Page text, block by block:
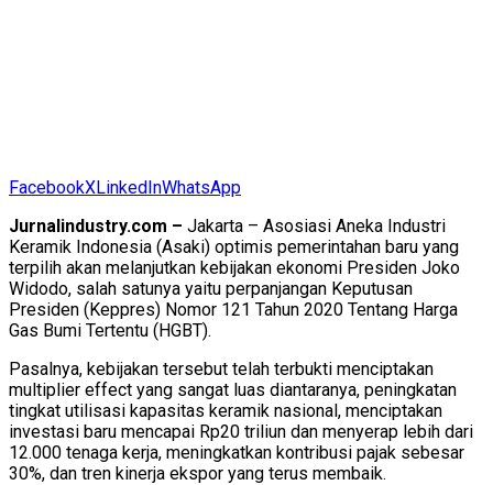
FacebookXLinkedInWhatsApp
Jurnalindustry.com – Jakarta – Asosiasi Aneka Industri
Keramik Indonesia (Asaki) optimis pemerintahan baru yang
terpilih akan melanjutkan kebijakan ekonomi Presiden Joko
Widodo, salah satunya yaitu perpanjangan Keputusan
Presiden (Keppres) Nomor 121 Tahun 2020 Tentang Harga
Gas Bumi Tertentu (HGBT).
Pasalnya, kebijakan tersebut telah terbukti menciptakan
multiplier effect yang sangat luas diantaranya, peningkatan
tingkat utilisasi kapasitas keramik nasional, menciptakan
investasi baru mencapai Rp20 triliun dan menyerap lebih dari
12.000 tenaga kerja, meningkatkan kontribusi pajak sebesar
30%, dan tren kinerja ekspor yang terus membaik.